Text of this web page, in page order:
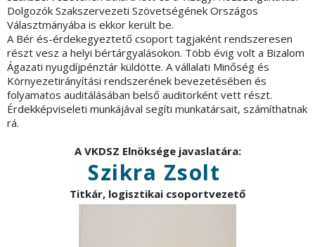
Dolgozók Szakszervezeti Szövetségének Országos
Választmányába is ekkor került be.
A Bér és-érdekegyeztető csoport tagjaként rendszeresen
részt vesz a helyi bértárgyalásokon. Több évig volt a Bizalom
Ágazati nyugdíjpénztár küldötte. A vállalati Minőség és
Környezetirányítási rendszerének bevezetésében és
folyamatos auditálásában belső auditorként vett részt.
Érdekképviseleti munkájával segíti munkatársait, számíthatnak
rá.
A VKDSZ Elnöksége javaslatára:
Szikra Zsolt
Titkár, logisztikai csoportvezető